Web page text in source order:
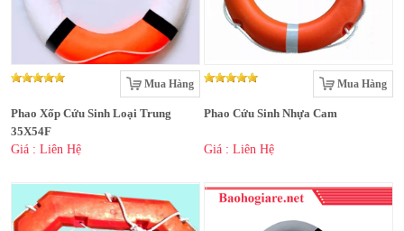
Mua Hàng
Phao Xốp Cứu Sinh Loại Trung
35X54F
Giá : Liên Hệ
Mua Hàng
Phao Cứu Sinh Nhựa Cam
Giá : Liên Hệ